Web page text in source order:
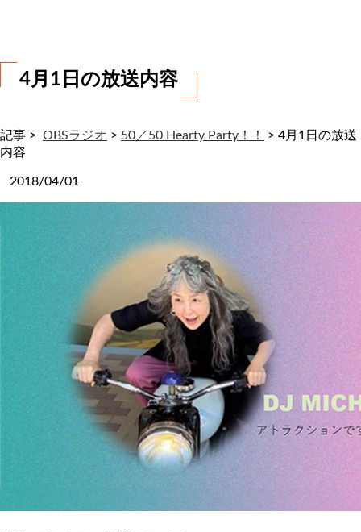
4月1日の放送内容
記事 > OBSラジオ > 50／50 Hearty Party！！ > 4月1日の放送
内容
2018/04/01